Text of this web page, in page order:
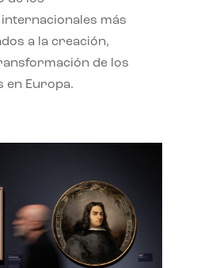
más
a la creación,
de los
en Europa.